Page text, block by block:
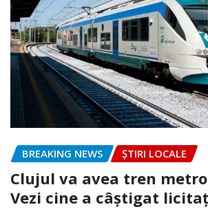
BREAKING NEWS ȘTIRI LOCALE
Clujul va avea tren
Vezi cine a câștigat